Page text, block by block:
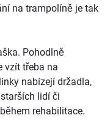
na trampolíně je tak
Pohodlně
vzít třeba na
nabízejí držadla,
lidí či
rehabilitace.